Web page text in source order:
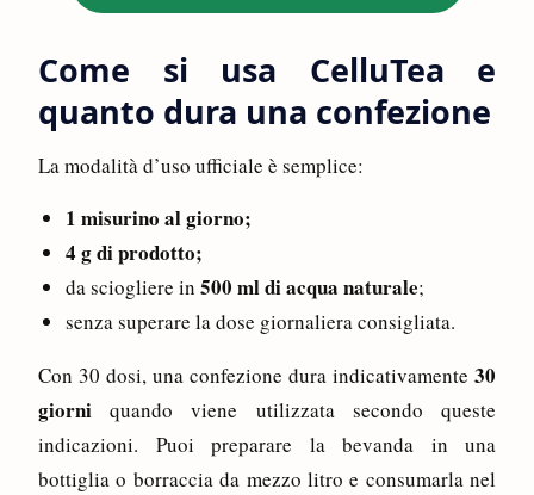
Come si usa CelluTea e
quanto dura una confezione
La modalità d’uso ufficiale è semplice:
1 misurino al giorno;
4 g di prodotto;
da sciogliere in 500 ml di acqua naturale;
senza superare la dose giornaliera consigliata.
Con 30 dosi, una confezione dura indicativamente 30
giorni quando viene utilizzata secondo queste
indicazioni. Puoi preparare la bevanda in una
bottiglia o borraccia da mezzo litro e consumarla nel